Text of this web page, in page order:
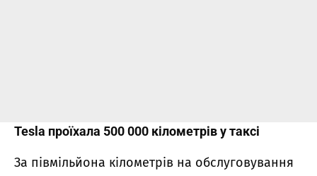
Tesla проїхала 500 000 кілометрів у таксі
За півмільйона кілометрів на обслуговування